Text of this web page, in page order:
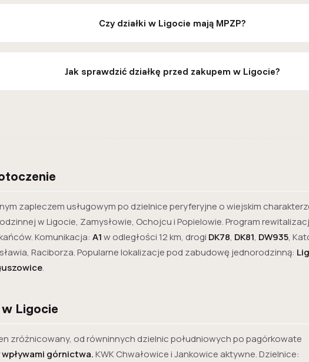
Czy działki w Ligocie mają MPZP?
Jak sprawdzić działkę przed zakupem w Ligocie?
zapleczem usługowym po dzielnice peryferyjne o wiejskim
w Ligocie, Zamysłowie, Ochojcu i Popielowie. Program
Komunikacja: A1w odległości 12 km, drogi DK78, DK81, DW935,
Raciborza. Popularne lokalizacje pod zabudowę jednorodzinną:
.
Ligocie
zróżnicowany, od równinnych dzielnic południowych po pagórkowate
górnictwa.KWK Chwałowice i Jankowice aktywne. Dzielnice: